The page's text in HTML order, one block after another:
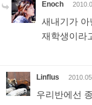
Enoch
새내기가
재학생이라
Linflus
우리반에선